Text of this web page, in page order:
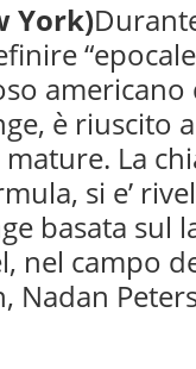
York)
è riuscito
La
si e’
basata sul
nel campo
Nadan